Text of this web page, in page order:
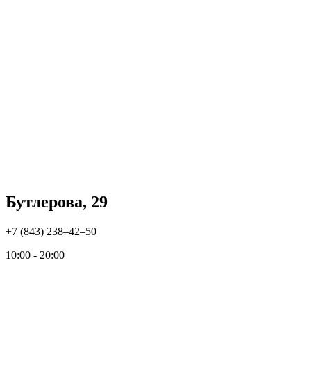
Бутлерова, 29
+7 (843) 238‒42‒50
10:00 - 20:00